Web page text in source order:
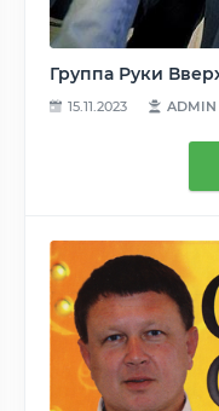
15.11.2023 ADMIN